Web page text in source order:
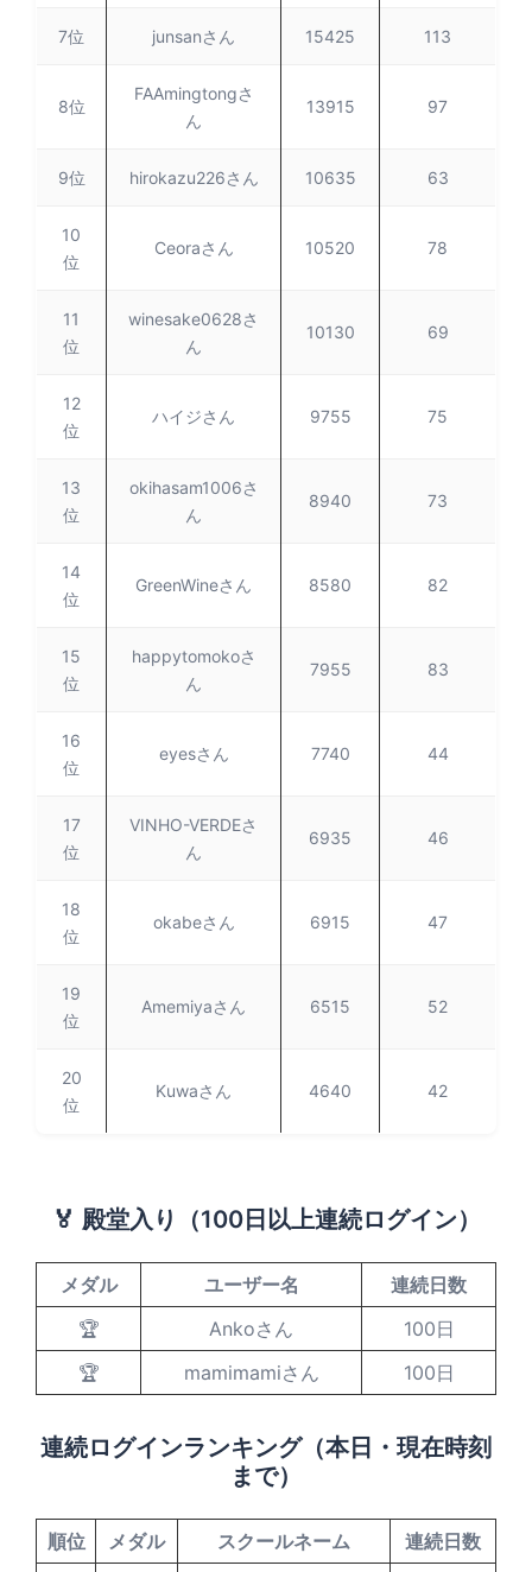
7位 junsanさん 15425 113
8位
FAAmingtongさ
ん
13915 97
9位 hirokazu226さん 10635 63
10
位
Ceoraさん 10520 78
11
位
winesake0628さ
ん
10130 69
12
位
ハイジさん 9755 75
13
位
okihasam1006さ
ん
8940 73
14
位
GreenWineさん 8580 82
15
位
happytomokoさ
ん
7955 83
16
位
eyesさん 7740 44
17
位
VINHO-VERDEさ
ん
6935 46
18
位
okabeさん 6915 47
19
位
Amemiyaさん 6515 52
20
位
Kuwaさん 4640 42
🏅 殿堂入り（100日以上連続ログイン）
メダル ユーザー名
連続日数
🏆
Ankoさん
100日
🏆
mamimamiさん 100日
連続ログインランキング（本日・現在時刻
まで）
順位 メダル スクールネーム
連続日数